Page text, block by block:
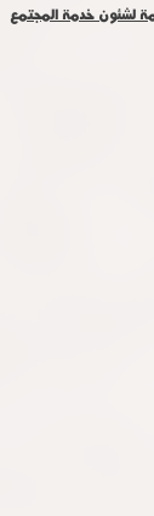
لشئون خدمة المجتمع